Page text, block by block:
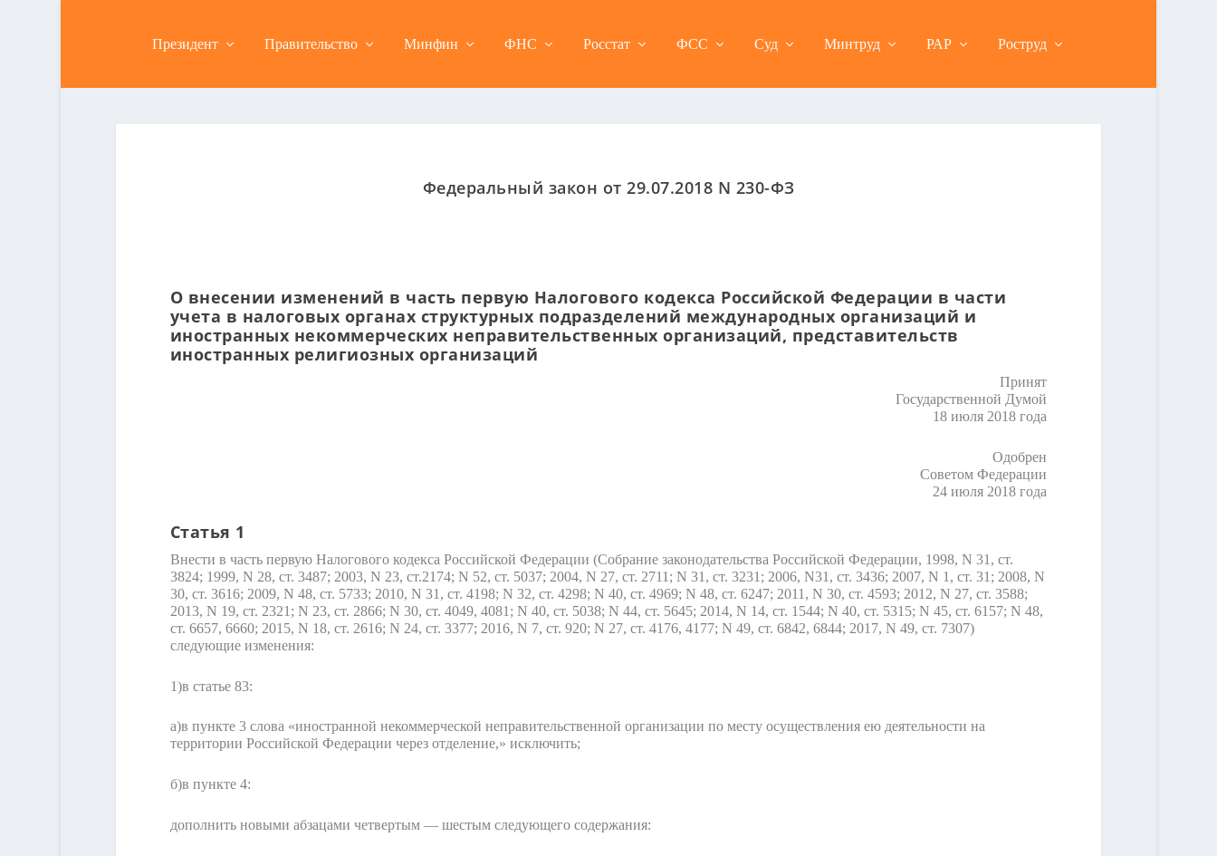
Президент Правительство Минфин ФНС Росстат ФСС Суд Минтруд РАР Роструд
Федеральный закон от 29.07.2018 N 230-ФЗ
О внесении изменений в часть первую Налогового кодекса Российской Федерации в части
учета в налоговых органах структурных подразделений международных организаций и
иностранных некоммерческих неправительственных организаций, представительств
иностранных религиозных организаций
Принят
Государственной Думой
18 июля 2018 года
Одобрен
Советом Федерации
24 июля 2018 года
Статья 1
Внести в часть первую Налогового кодекса Российской Федерации (Собрание законодательства Российской Федерации, 1998, N 31, ст.
3824; 1999, N 28, ст. 3487; 2003, N 23, ст.2174; N 52, ст. 5037; 2004, N 27, ст. 2711; N 31, ст. 3231; 2006, N31, ст. 3436; 2007, N 1, ст. 31; 2008, N
30, ст. 3616; 2009, N 48, ст. 5733; 2010, N 31, ст. 4198; N 32, ст. 4298; N 40, ст. 4969; N 48, ст. 6247; 2011, N 30, ст. 4593; 2012, N 27, ст. 3588;
2013, N 19, ст. 2321; N 23, ст. 2866; N 30, ст. 4049, 4081; N 40, ст. 5038; N 44, ст. 5645; 2014, N 14, ст. 1544; N 40, ст. 5315; N 45, ст. 6157; N 48,
ст. 6657, 6660; 2015, N 18, ст. 2616; N 24, ст. 3377; 2016, N 7, ст. 920; N 27, ст. 4176, 4177; N 49, ст. 6842, 6844; 2017, N 49, ст. 7307)
следующие изменения:
1)в статье 83:
а)в пункте 3 слова «иностранной некоммерческой неправительственной организации по месту осуществления ею деятельности на
территории Российской Федерации через отделение,» исключить;
б)в пункте 4:
дополнить новыми абзацами четвертым — шестым следующего содержания: